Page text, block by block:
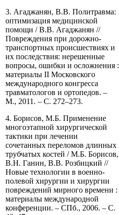
3. Агаджанян, В.В. Политравма:
оптимизация медицинской
помощи / В.В. Агаджанян //
Повреждения при дорожно-
транспортных происшествиях и
их последствия: нерешенные
вопросы, ошибки и осложнения :
материалы II Московского
международного конгресса
травматологов и ортопедов. –
М., 2011. – С. 272–273.
4. Борисов, М.Б. Применение
многоэтапной хирургической
тактики при лечении
сочетанных переломов длинных
трубчатых костей / М.Б. Борисов,
В.Н. Ганин, В.В. Розбицкий //
Новые технологии в военно-
полевой хирургии и хирургии
повреждений мирного времени :
материалы международной
конференции. – СПб., 2006. – С.